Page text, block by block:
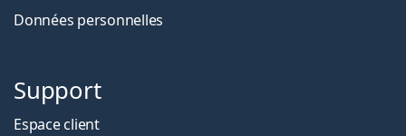
Données personnelles
Support
Espace client